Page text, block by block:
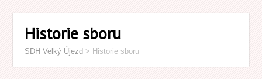
Historie sboru
SDH Velký Újezd > Historie sboru